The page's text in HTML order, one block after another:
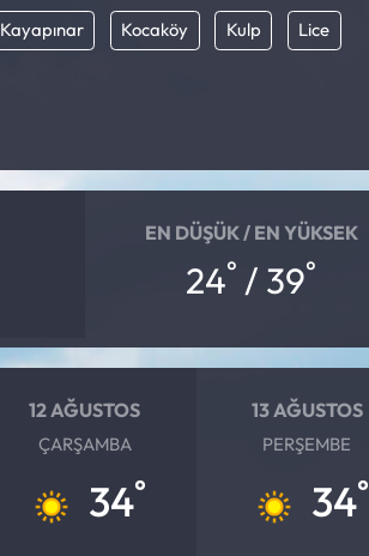
Kayapınar Kocaköy Kulp Lice
EN DÜŞÜK / EN YÜKSEK
24° / 39°
12 AĞUSTOS
ÇARŞAMBA
34°
13 AĞUSTOS
PERŞEMBE
34°